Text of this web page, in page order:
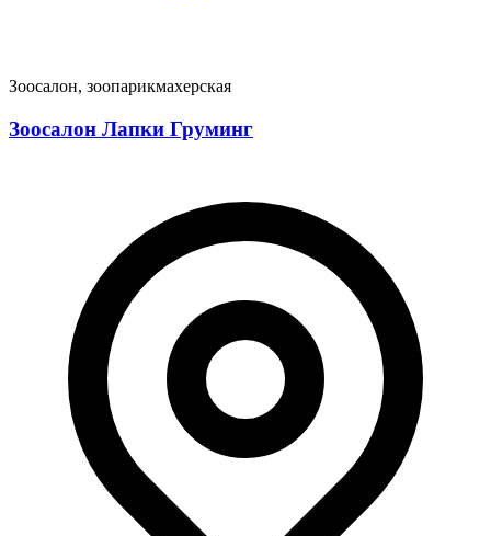
Зоосалон, зоопарикмахерская
Зоосалон Лапки Груминг